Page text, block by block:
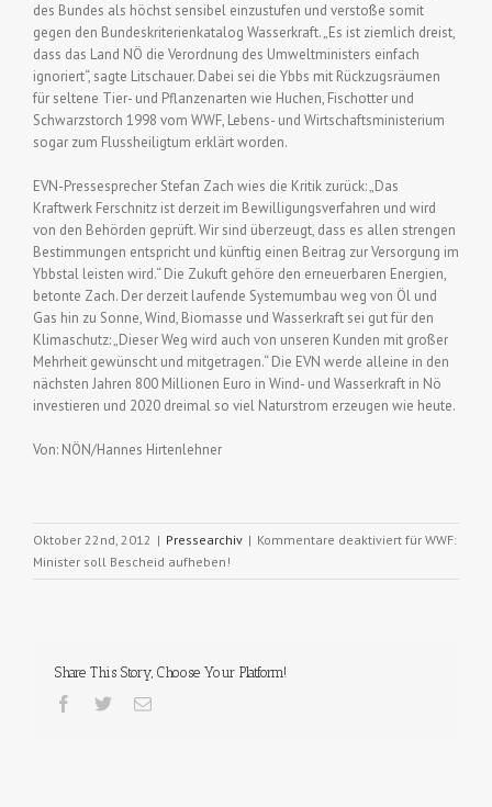
des Bundes als höchst sensibel einzustufen und verstoße somit
gegen den Bundeskriterienkatalog Wasserkraft. „Es ist ziemlich dreist,
dass das Land NÖ die Verordnung des Umweltministers einfach
ignoriert“, sagte Litschauer. Dabei sei die Ybbs mit Rückzugsräumen
für seltene Tier- und Pflanzenarten wie Huchen, Fischotter und
Schwarzstorch 1998 vom WWF, Lebens- und Wirtschaftsministerium
sogar zum Flussheiligtum erklärt worden.
EVN-Pressesprecher Stefan Zach wies die Kritik zurück: „Das
Kraftwerk Ferschnitz ist derzeit im Bewilligungsverfahren und wird
von den Behörden geprüft. Wir sind überzeugt, dass es allen strengen
Bestimmungen entspricht und künftig einen Beitrag zur Versorgung im
Ybbstal leisten wird.“ Die Zukuft gehöre den erneuerbaren Energien,
betonte Zach. Der derzeit laufende Systemumbau weg von Öl und
Gas hin zu Sonne, Wind, Biomasse und Wasserkraft sei gut für den
Klimaschutz: „Dieser Weg wird auch von unseren Kunden mit großer
Mehrheit gewünscht und mitgetragen.“ Die EVN werde alleine in den
nächsten Jahren 800 Millionen Euro in Wind- und Wasserkraft in Nö
investieren und 2020 dreimal so viel Naturstrom erzeugen wie heute.
Von: NÖN/Hannes Hirtenlehner
Oktober 22nd, 2012 | Pressearchiv | Kommentare deaktiviert für WWF:
Minister soll Bescheid aufheben!
Share This Story, Choose Your Platform!